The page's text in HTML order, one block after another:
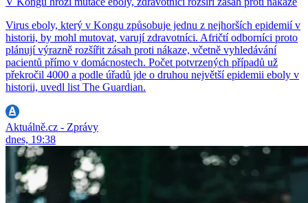
Virus eboly, který v Kongu způsobuje jednu z nejhorších epidemií v
historii, by mohl mutovat, varují zdravotníci. Afričtí odborníci proto
plánují výrazně rozšířit zásah proti nákaze, včetně vyhledávání
pacientů přímo v domácnostech. Počet potvrzených případů už
překročil 4000 a podle úřadů jde o druhou největší epidemii eboly v
historii, uvedl list The Guardian.
Aktuálně.cz - Zprávy
dnes, 19:38